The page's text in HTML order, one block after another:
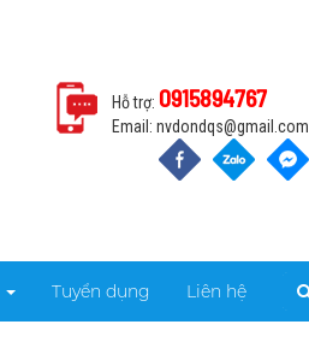
Hỗ trợ: 0915894767
Email: nvdondqs@gmail.com
Tuyển dụng Liên hệ